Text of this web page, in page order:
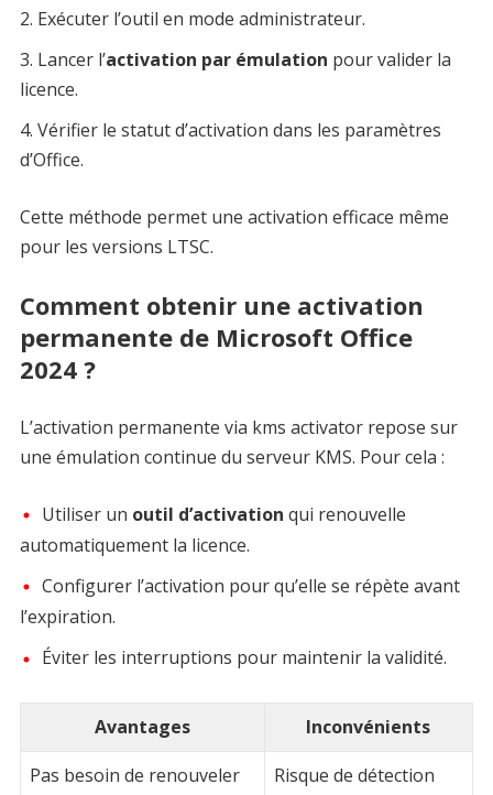
Exécuter l’outil en mode administrateur.
Lancer l’activation par émulation pour valider la
licence.
Vérifier le statut d’activation dans les paramètres
d’Office.
Cette méthode permet une activation efficace même
pour les versions LTSC.
Comment obtenir une activation
permanente de Microsoft Office
2024 ?
L’activation permanente via kms activator repose sur
une émulation continue du serveur KMS. Pour cela :
Utiliser un outil d’activation qui renouvelle
automatiquement la licence.
Configurer l’activation pour qu’elle se répète avant
l’expiration.
Éviter les interruptions pour maintenir la validité.
Avantages
Inconvénients
Pas besoin de renouveler
Risque de détection